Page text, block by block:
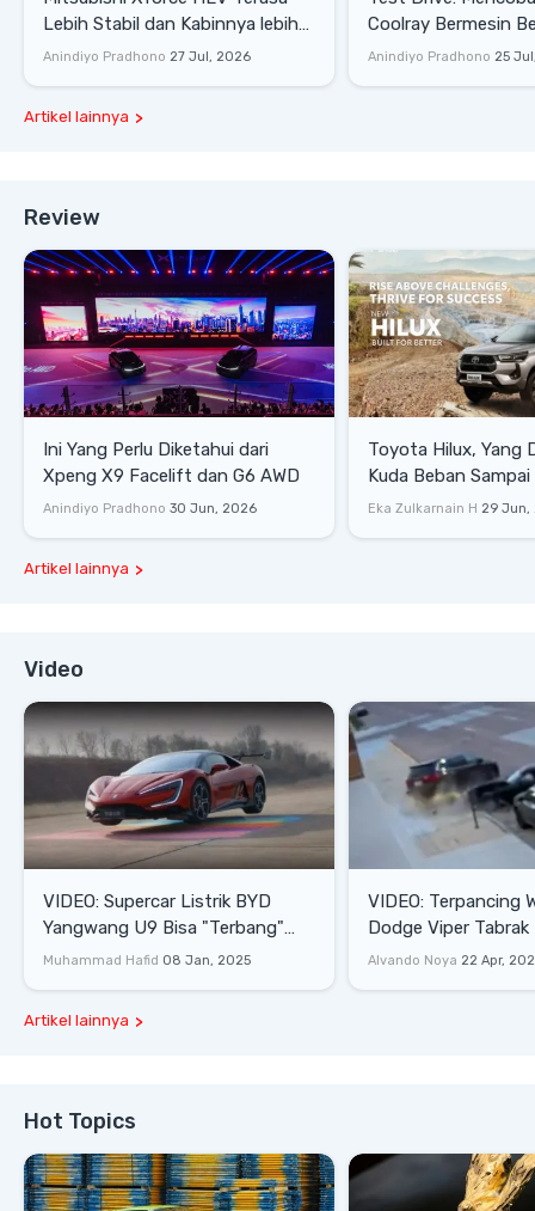
Lebih Stabil dan Kabinnya lebih
Senyap
Anindiyo Pradhono 27 Jul, 2026
Coolray Bermesin
di Sirkuit Mandalika
Anindiyo Pradhono 25
Artikel lainnya
Review
Ini Yang Perlu Diketahui dari
Xpeng X9 Facelift dan G6 AWD
Anindiyo Pradhono 30 Jun, 2026
Toyota Hilux, Yang
Kuda Beban
Lifestyle
Eka Zulkarnain H 29 Jun,
Artikel lainnya
Video
VIDEO: Supercar Listrik BYD
Yangwang U9 Bisa "Terbang"
Lewati Rintangan
Muhammad Hafid 08 Jan, 2025
VIDEO: Terpancing
Dodge Viper Tabrak
Saat Burnout
Alvando Noya 22 Apr,
Artikel lainnya
Hot Topics